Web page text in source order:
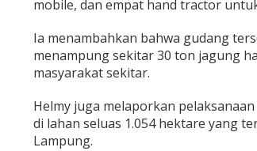
mobile, dan empat hand tractor
Ia menambahkan bahwa gudang
menampung sekitar 30 ton jagung
masyarakat sekitar.
Helmy juga melaporkan
di lahan seluas 1.054 hektare yang
Lampung.